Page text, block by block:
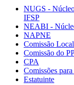
NUGS -
IFSP
NEABI -
NAPNE
Comissão
Comissão do
CPA
Comissões
Estatuinte